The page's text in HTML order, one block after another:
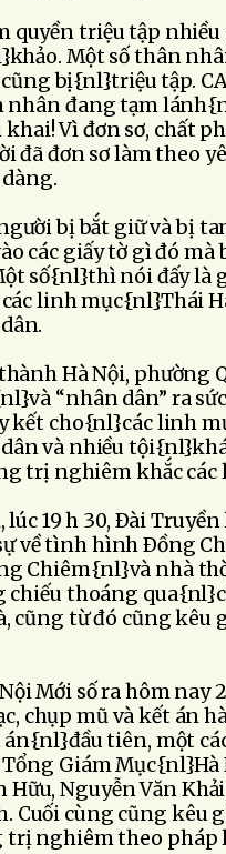
quyền triệu tập
Một số thân
bị{nl}triệu tập.
nhân đang tạm
khai! Vì đơn sơ, chất
đã đơn sơ làm theo
bị bắt giữ và bị
các giấy tờ gì đó
số{nl}thì nói đấy là
các linh mục{nl}Thái
Hà Nội, phường
“nhân dân” ra
kết cho{nl}các linh
và nhiều
trị nghiêm khắc
lúc 19 h 30, Ðài
về tình hình Ðồng
Chiêm{nl}và nhà
chiếu thoáng
cũng từ đó cũng
Mới số ra hôm nay
chụp mũ và kết án
án{nl}đầu tiên, một
Giám
Hữu, Nguyễn Văn
Cuối cùng cũng kêu
nghiêm theo pháp